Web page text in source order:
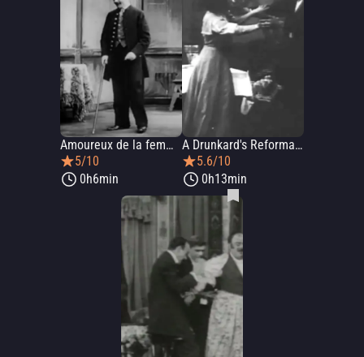
Amoureux de la femme à barbe
5/10
0h6min
A Drunkard's Reformation
5.6/10
0h13min